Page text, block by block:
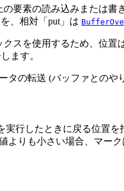
の要素の読み込みまたは
を、相対「put」は
クスを使用するため、位
ます。
タの転送 (バッファとの
実行したときに戻る位置
よりも小さい場合、マー